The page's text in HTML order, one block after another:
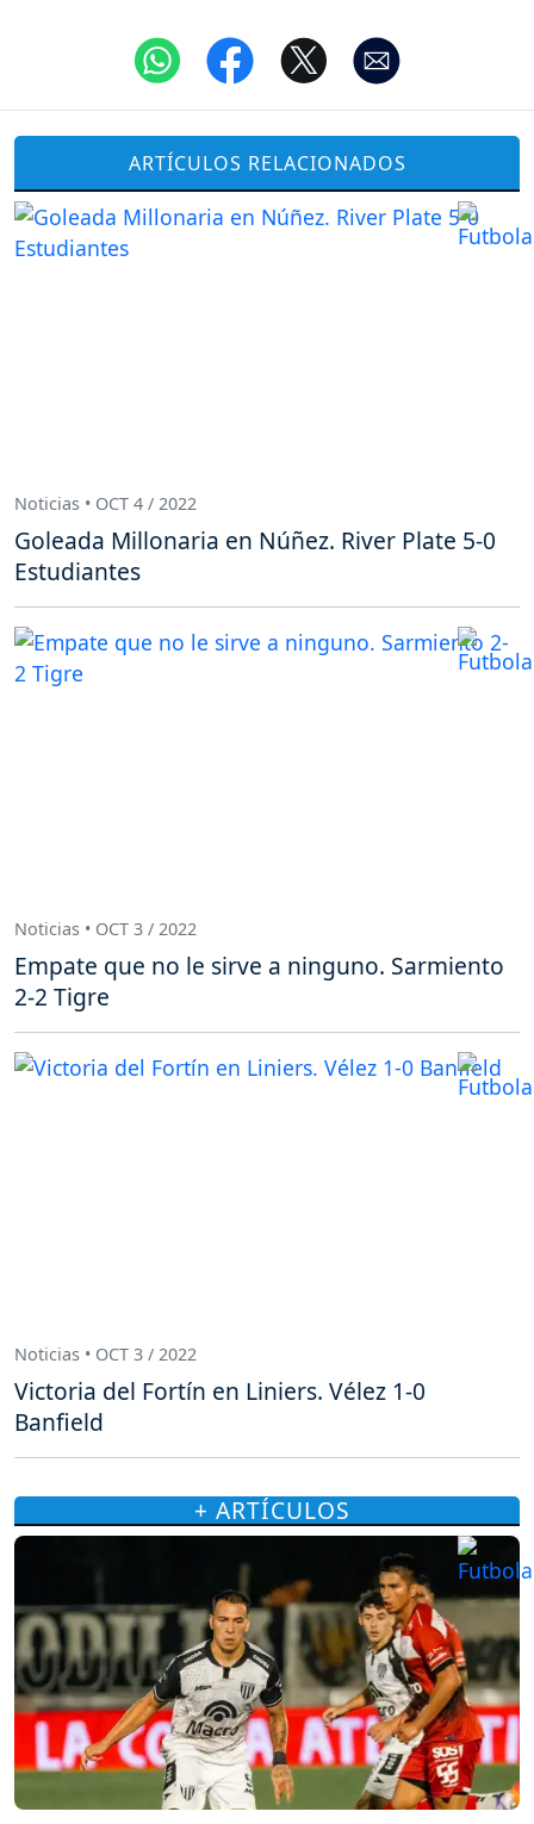
ARTÍCULOS RELACIONADOS
Noticias • OCT 4 / 2022
Goleada Millonaria en Núñez. River Plate 5-0
Estudiantes
Noticias • OCT 3 / 2022
Empate que no le sirve a ninguno. Sarmiento
2-2 Tigre
Noticias • OCT 3 / 2022
Victoria del Fortín en Liniers. Vélez 1-0
Banfield
+ ARTÍCULOS